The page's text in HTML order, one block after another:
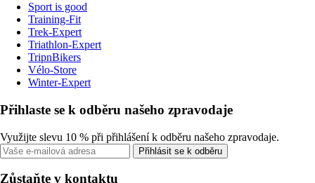
Sport is good
Training-Fit
Trek-Expert
Triathlon-Expert
TripnBikers
Vélo-Store
Winter-Expert
Přihlaste se k odběru našeho zpravodaje
Využijte slevu 10 % při přihlášení k odběru našeho zpravodaje.
Přihlásit se k odběru
Zůstaňte v kontaktu